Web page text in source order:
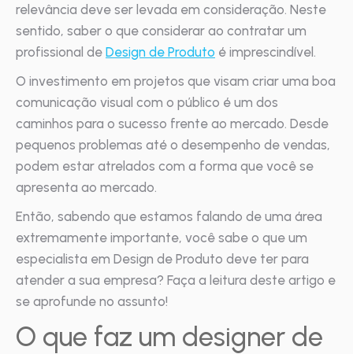
relevância deve ser levada em consideração. Neste
sentido, saber o que considerar ao contratar um
profissional de Design de Produto é imprescindível.
O investimento em projetos que visam criar uma boa
comunicação visual com o público é um dos
caminhos para o sucesso frente ao mercado. Desde
pequenos problemas até o desempenho de vendas,
podem estar atrelados com a forma que você se
apresenta ao mercado.
Então, sabendo que estamos falando de uma área
extremamente importante, você sabe o que um
especialista em Design de Produto deve ter para
atender a sua empresa? Faça a leitura deste artigo e
se aprofunde no assunto!
O que faz um designer de